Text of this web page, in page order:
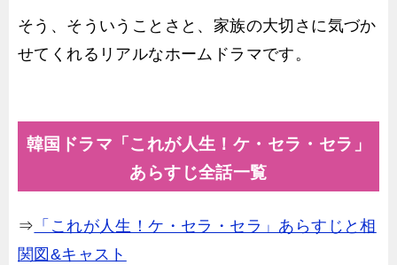
そう、そういうことさと、家族の大切さに気づか
せてくれるリアルなホームドラマです。
韓国ドラマ「これが人生！ケ・セラ・セラ」
あらすじ全話一覧
⇒ 「これが人生！ケ・セラ・セラ」あらすじと相
関図&キャスト